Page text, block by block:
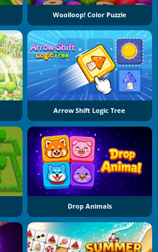
Woolloop! Color Puzzle
Arrow Shift Logic Tree
Drop Animals